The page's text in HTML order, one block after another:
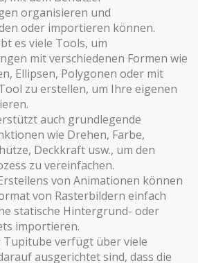
organisieren und
oder importieren können.
es viele Tools, um
mit verschiedenen Formen wie
Ellipsen, Polygonen oder mit
zu erstellen, um Ihre eigenen
auch grundlegende
wie Drehen, Farbe,
Deckkraft usw., um den
zu vereinfachen.
von Animationen können
von Rasterbildern einfach
statische Hintergrund- oder
importieren.
Tupitube verfügt über viele
ausgerichtet sind, dass die